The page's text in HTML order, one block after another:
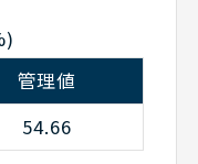
管理値
54.66